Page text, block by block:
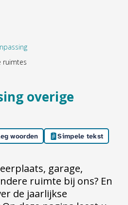
ruimtes
overige
woorden Simpele tekst
garage,
ruimte bij ons? En
de jaarlijkse